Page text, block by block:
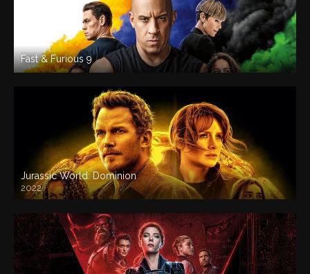
Fast & Furious 9
Jurassic World: Dominion
2022